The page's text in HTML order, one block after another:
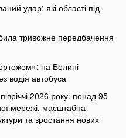
удар: які області під
тривожне передбачення
на Волині
водія автобуса
2026 року: понад 95
мережі, масштабна
та зростання нових